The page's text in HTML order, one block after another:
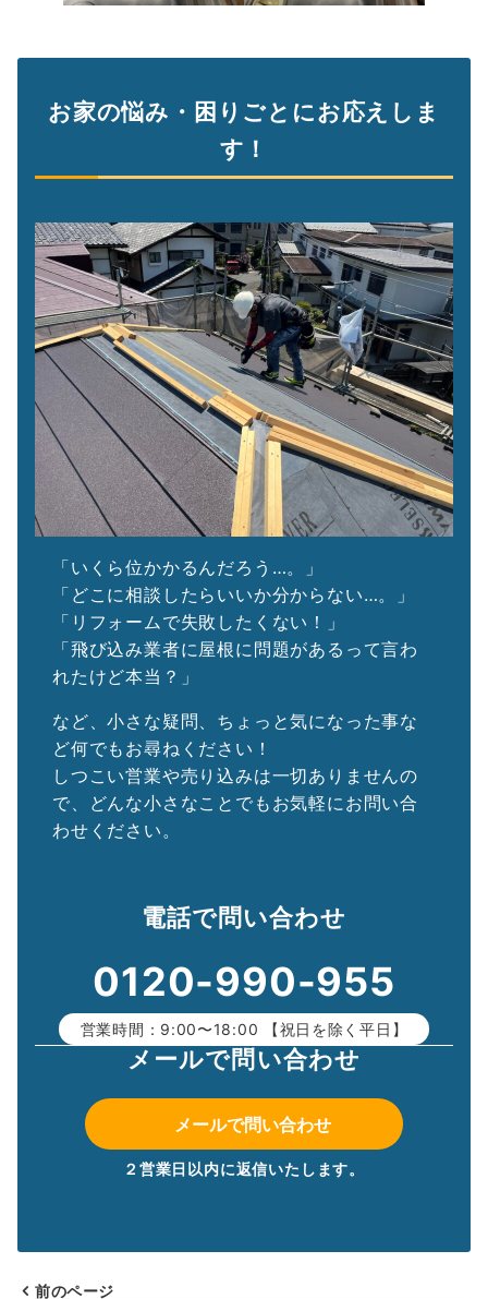
お家の悩み・困りごとにお応えしま
す！
「いくら位かかるんだろう…。」
「どこに相談したらいいか分からない…。」
「リフォームで失敗したくない！」
「飛び込み業者に屋根に問題があるって言わ
れたけど本当？」
など、小さな疑問、ちょっと気になった事な
ど何でもお尋ねください！
しつこい営業や売り込みは一切ありませんの
で、どんな小さなことでもお気軽にお問い合
わせください。
電話で問い合わせ
0120-990-955
営業時間：9:00〜18:00 【祝日を除く平日】
メールで問い合わせ
メールで問い合わせ
２営業日以内に返信いたします。
前のページ